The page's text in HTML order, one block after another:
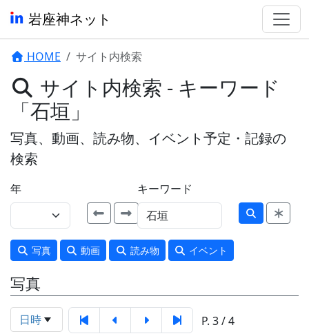
岩座神ネット
HOME サイト内検索
サイト内検索 - キーワード
「石垣」
写真、動画、読み物、イベント予定・記録の
検索
年 キーワード
写真 動画 読み物 イベント
写真
日時 P. 3 / 4